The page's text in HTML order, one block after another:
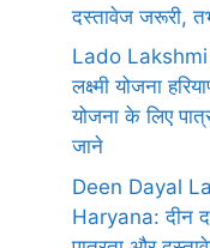
दस्तावेज जरूरी,
Lado Lakshmi
लक्ष्मी योजना
योजना के लिए
जाने
Deen Dayal
Haryana: दीन